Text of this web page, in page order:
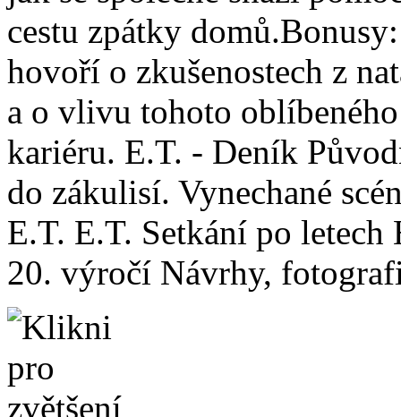
cestu zpátky
hovoří o zkušenostech z
a o vlivu tohoto
kariéru. E.T. - Deník
do zákulisí. Vynechané
E.T. E.T. Setkání po
20. výročí Návrhy,